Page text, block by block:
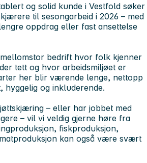
og solid kunde i Vestfold søker
til sesongarbeid i 2026 – med
oppdrag eller fast ansettelse
bedrift hvor folk kjenner
tett og hvor arbeidsmiljøet er
her blir værende lenge, nettopp
hyggelig og inkluderende.
– eller har jobbet med
– vil vi veldig gjerne høre fra
fiskproduksjon,
kan også være svært